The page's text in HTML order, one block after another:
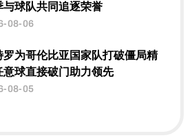
与球队共同追逐荣誉
08-06
罗为哥伦比亚国家队打破僵局精
意球直接破门助力领先
08-05